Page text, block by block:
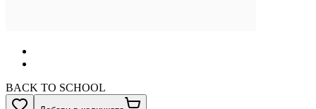
BACK TO SCHOOL